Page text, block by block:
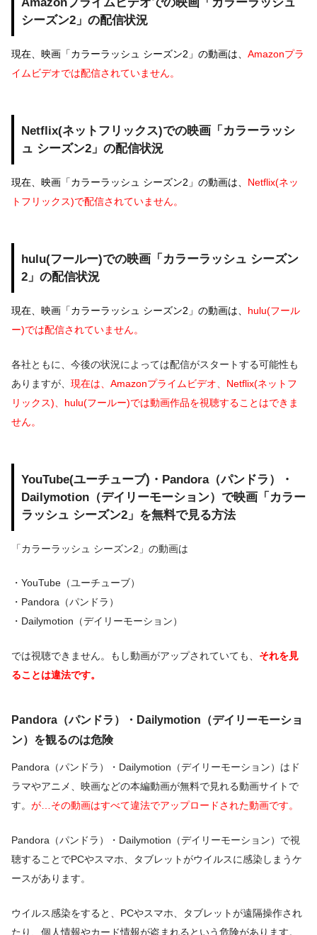
シーズン2」の配信状況
現在、映画「カラーラッシュ シーズン2」の動画は、 Amazonプラ
イムビデオでは配信されていません。
Netflix(ネットフリックス)での映画「カラーラッシ
ュ シーズン2」の配信状況
現在、映画「カラーラッシュ シーズン2」の動画は、 Netflix(ネッ
トフリックス)で配信されていません。
hulu(フールー)での映画「カラーラッシュ シーズン
2」の配信状況
現在、映画「カラーラッシュ シーズン2」の動画は、 hulu(フール
ー)では配信されていません。
各社ともに、今後の状況によっては配信がスタートする可能性も
ありますが、 現在は、Amazonプライムビデオ、Netflix(ネットフ
リックス)、hulu(フールー)では動画作品を視聴することはできま
せん。
YouTube(ユーチューブ)・Pandora（パンドラ）・
Dailymotion（デイリーモーション）で映画「カラー
ラッシュ シーズン2」を無料で見る方法
「カラーラッシュ シーズン2」の動画は
・YouTube（ユーチューブ）
・Pandora（パンドラ）
・Dailymotion（デイリーモーション）
では視聴できません。もし動画がアップされていても、 それを見
ることは違法です。
Pandora（パンドラ）・Dailymotion（デイリーモーショ
ン）を観るのは危険
Pandora（パンドラ）・Dailymotion（デイリーモーション）はド
ラマやアニメ、映画などの本編動画が無料で見れる動画サイトで
す。 が…その動画はすべて違法でアップロードされた動画です。
Pandora（パンドラ）・Dailymotion（デイリーモーション）で視
聴することでPCやスマホ、タブレットがウイルスに感染しまうケ
ースがあります。
ウイルス感染をすると、PCやスマホ、タブレットが遠隔操作され
たり、個人情報やカード情報が盗まれるという危険があります。